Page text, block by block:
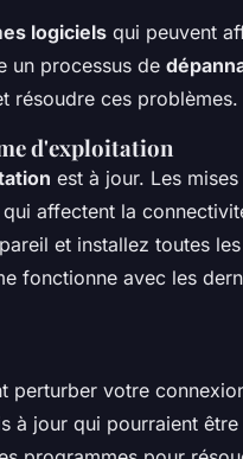
logiciels qui peuvent
un processus de
résoudre ces problèmes.
d'exploitation
est à jour. Les
affectent la
et installez toutes
fonctionne avec les
perturber votre
à jour qui pourraient